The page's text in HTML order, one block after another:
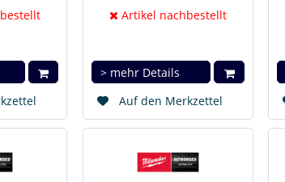
Artikel nachbestellt
> mehr Details
Auf den Merkzettel